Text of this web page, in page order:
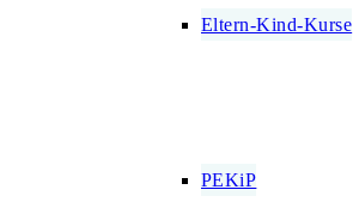
Eltern-Kind-Kurse
PEKiP